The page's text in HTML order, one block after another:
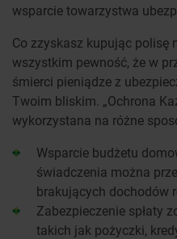
wsparcie towarzystwa
Co zzyskasz kupując polisę
wszystkim pewność, że w
śmierci pieniądze z
Twoim bliskim. „Ochrona
wykorzystana na różne
Wsparcie budżetu
świadczenia można
brakujących dochodów
Zabezpieczenie spłaty
takich jak pożyczki,